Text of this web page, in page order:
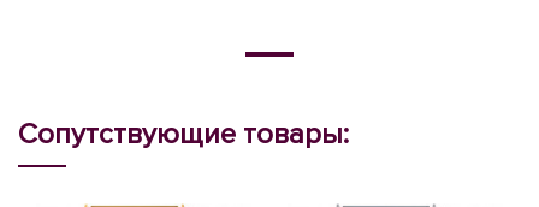
Сопутствующие товары: